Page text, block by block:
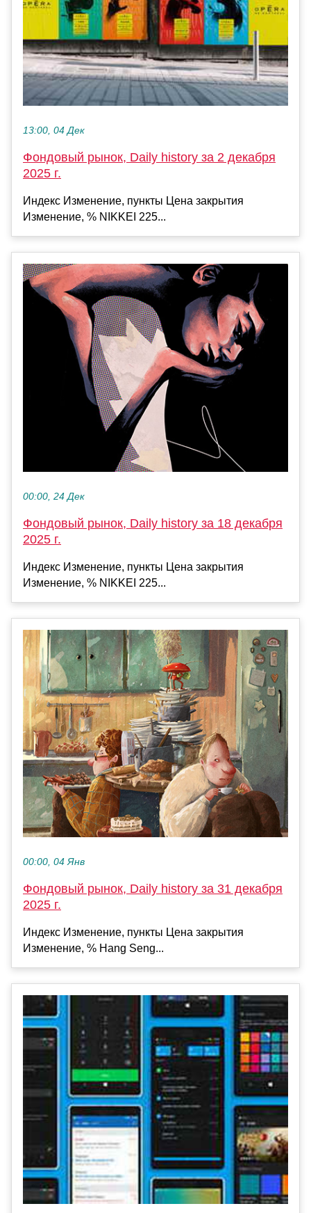
13:00, 04 Дек
Фондовый рынок, Daily history за 2 декабря
2025 г.
Индекс Изменение, пункты Цена закрытия
Изменение, % NIKKEI 225...
00:00, 24 Дек
Фондовый рынок, Daily history за 18 декабря
2025 г.
Индекс Изменение, пункты Цена закрытия
Изменение, % NIKKEI 225...
00:00, 04 Янв
Фондовый рынок, Daily history за 31 декабря
2025 г.
Индекс Изменение, пункты Цена закрытия
Изменение, % Hang Seng...